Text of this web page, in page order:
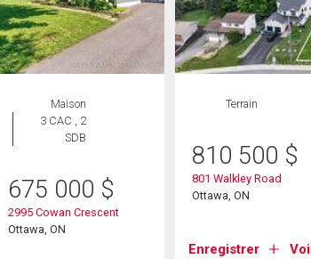
Maison
3 CAC , 2
SDB
675 000 $
2995 Cowan Crescent
Ottawa, ON
Terrain
810 500 $
801 Walkley Road
Ottawa, ON
Enregistrer